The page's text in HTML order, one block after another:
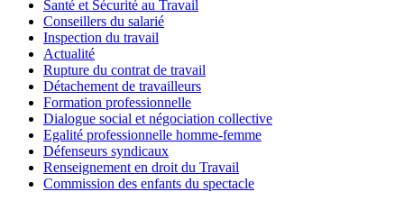
Santé et Sécurité au Travail
Conseillers du salarié
Inspection du travail
Actualité
Rupture du contrat de travail
Détachement de travailleurs
Formation professionnelle
Dialogue social et négociation collective
Egalité professionnelle homme-femme
Défenseurs syndicaux
Renseignement en droit du Travail
Commission des enfants du spectacle